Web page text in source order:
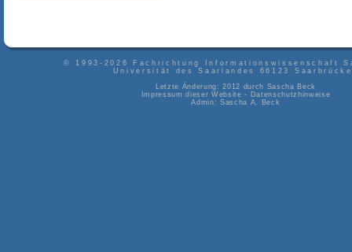
a
© 1993-2026 Fachrichtung Informationswissenschaft
Universität des Saarlandes
66123
Letzte Änderung: 2012 durch Sascha Beck
Impressum dieser Website - Datenschutzhinweise
Admin:Sascha A. Beck